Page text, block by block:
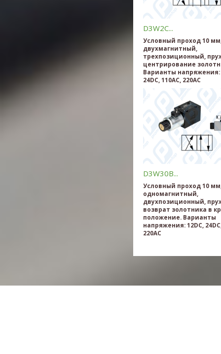
D3W2C...
Условный проход 10
двухмагнитный,
трехпозиционный,
центрирование
Варианты напряжения:
24DC, 110AC, 220AC
D3W30B...
Условный проход 10
одномагнитный,
двухпозиционный,
возврат золотника в
положение. Варианты
напряжения: 12DC,
220AC